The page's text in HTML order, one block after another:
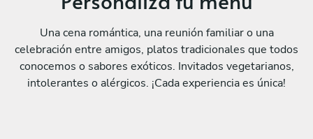
Una cena romántica, una reunión familiar o una
celebración entre amigos, platos tradicionales que todos
conocemos o sabores exóticos. Invitados vegetarianos,
intolerantes o alérgicos. ¡Cada experiencia es única!